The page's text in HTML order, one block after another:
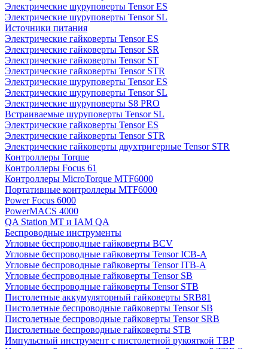
Электрические шуруповерты Tensor ES
Электрические шуруповерты Tensor SL
Источники питания
Электрические гайковерты Tensor ES
Электрические гайковерты Tensor SR
Электрические гайковерты Tensor ST
Электрические гайковерты Tensor STR
Электрические шуруповерты Tensor ES
Электрические шуруповерты Tensor SL
Электрические шуруповерты S8 PRO
Встраиваемые шуруповерты Tensor SL
Электрические гайковерты Tensor ES
Электрические гайковерты Tensor STR
Электрические гайковерты двухтригерные Tensor STR
Контроллеры Torque
Контроллеры Focus 61
Контроллеры MicroTorque MTF6000
Портативные контроллеры MTF6000
Power Focus 6000
PowerMACS 4000
QA Station MT и IAM QA
Беспроводные инструменты
Угловые беспроводные гайковерты BCV
Угловые беспроводные гайковерты Tensor ICB-A
Угловые беспроводные гайковерты Tensor ITB-A
Угловые беспроводные гайковерты Tensor SB
Угловые беспроводные гайковерты Tensor STB
Пистолетные аккумуляторный гайковерты SRB81
Пистолетные беспроводные гайковерты Tensor SB
Пистолетные беспроводные гайковерты Tensor SRB
Пистолетные беспроводные гайковерты STB
Импульсный инструмент с пистолетной рукояткой TBP